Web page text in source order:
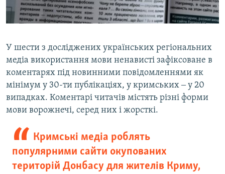
У шести з досліджених українських регіональних
медіа використання мови ненависті зафіксоване в
коментарях під новинними повідомленнями як
мінімум у 30-ти публікаціях, у кримських ‒ у 20
випадках. Коментарі читачів містять різні форми
мови ворожнечі, серед них і жорсткі.
Кримські медіа роблять
популярними сайти окупованих
територій Донбасу для жителів Криму,